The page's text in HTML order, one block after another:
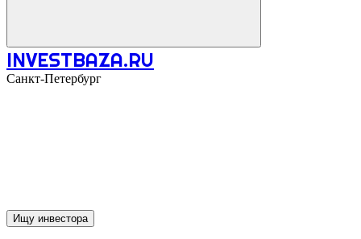
INVESTBAZA.RU
Санкт-Петербург
Ищу инвестора